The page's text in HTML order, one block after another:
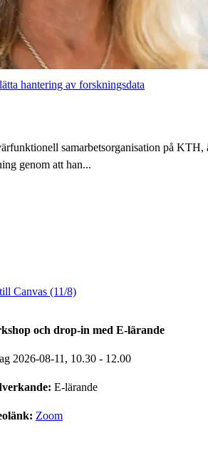
hantering av forskningsdata
samarbetsorganisation på
genom att han...
Canvas (11/8)
och drop-in med E-lärande
2026-08-11, 10.30 - 12.00
E-lärande
Zoom